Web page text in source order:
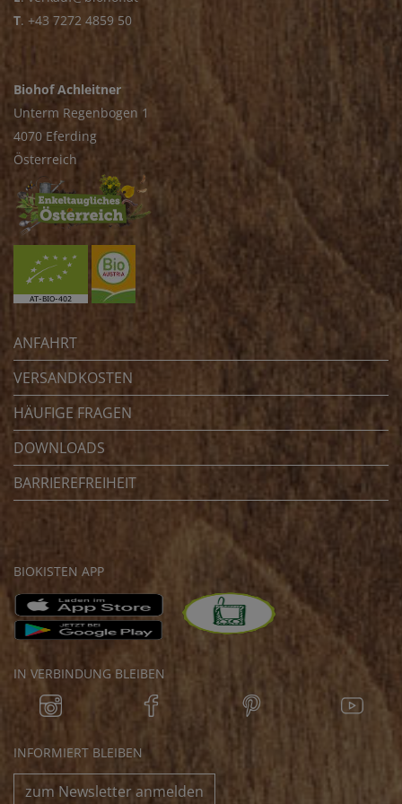
T. +43 7272 4859 50
Biohof Achleitner
Unterm Regenbogen 1
4070 Eferding
Österreich
ANFAHRT
VERSANDKOSTEN
HÄUFIGE FRAGEN
DOWNLOADS
BARRIEREFREIHEIT
BIOKISTEN APP
IN VERBINDUNG BLEIBEN
INFORMIERT BLEIBEN
zum Newsletter anmelden